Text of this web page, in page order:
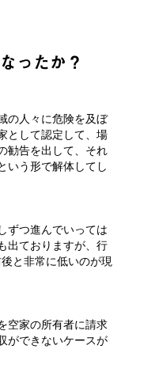
ったか？
の人々に危険を及ぼ
として認定して、場
勧告を出して、それ
いう形で解体してし
ずつ進んでいっては
出ておりますが、行
と非常に低いのが現
空家の所有者に請求
ができないケースが